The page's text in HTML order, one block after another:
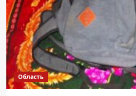
річну
доньку:
поліція
повідомила
про
підозру
Область